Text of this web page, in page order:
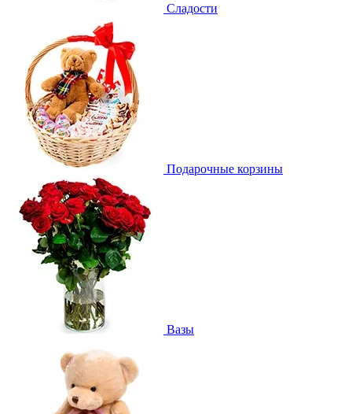
Сладости
Подарочные корзины
Вазы